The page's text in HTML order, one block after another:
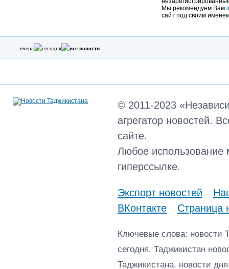
Мы рекомендуем Вам
сайт под своим
вчера сегодня все новости
© 2011-2023
агрегатор новостей.
сайте.
Любое использование
гиперссылке.
Экспорт новостей
ВКонтакте
Страница
Ключевые слова: новости
сегодня, Таджикистан
Таджикистана, новости